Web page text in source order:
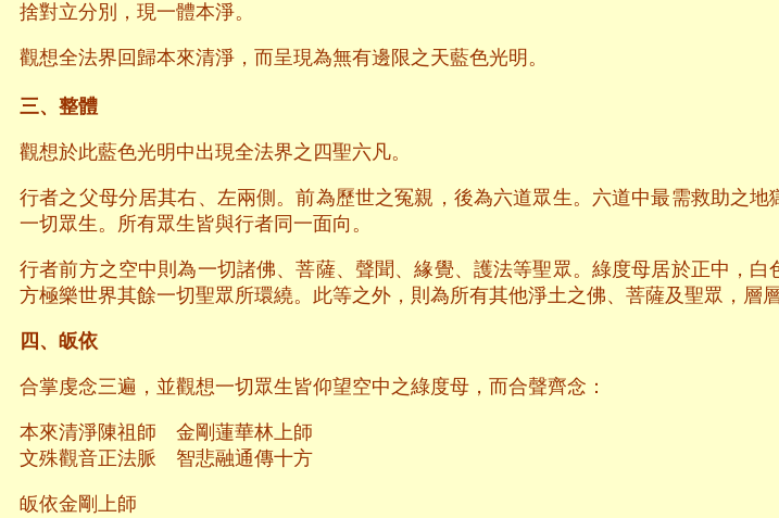
捨對立分別，現一體本淨。
觀想全法界回歸本來清淨，而呈現為無有邊限之天藍色光明。
三、整體
觀想於此藍色光明中出現全法界之四聖六凡。
行者之父母分居其右、左兩側。前為歷世之冤親，後為六道眾生。六道中最需救助之
一切眾生。所有眾生皆與行者同一面向。
行者前方之空中則為一切諸佛、菩薩、聲聞、緣覺、護法等聖眾。綠度母居於正中，
方極樂世界其餘一切聖眾所環繞。此等之外，則為所有其他淨土之佛、菩薩及聖眾，層
四、皈依
合掌虔念三遍，並觀想一切眾生皆仰望空中之綠度母，而合聲齊念：
本來清淨陳祖師 金剛蓮華林上師
文殊觀音正法脈 智悲融通傳十方
皈依金剛上師